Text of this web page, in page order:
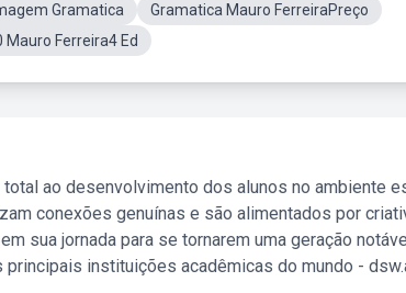
Gramatica
Gramatica Mauro FerreiraPreço
Ferreira4 Ed
ao desenvolvimento dos alunos no ambiente
conexões genuínas e são alimentados por
sua jornada para se tornarem uma geração
instituições acadêmicas do mundo -